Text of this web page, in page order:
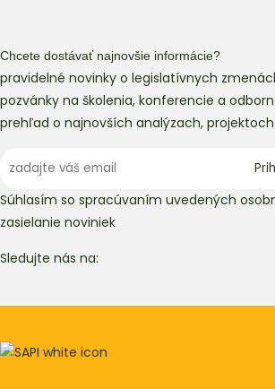
Chcete dostávať najnovšie informácie?
pravidelné novinky o legislatívnych
pozvánky na školenia, konferencie a
prehľad o najnovších analýzach,
Súhlasím so spracúvaním uvedených
zasielanie noviniek
Sledujte nás na: